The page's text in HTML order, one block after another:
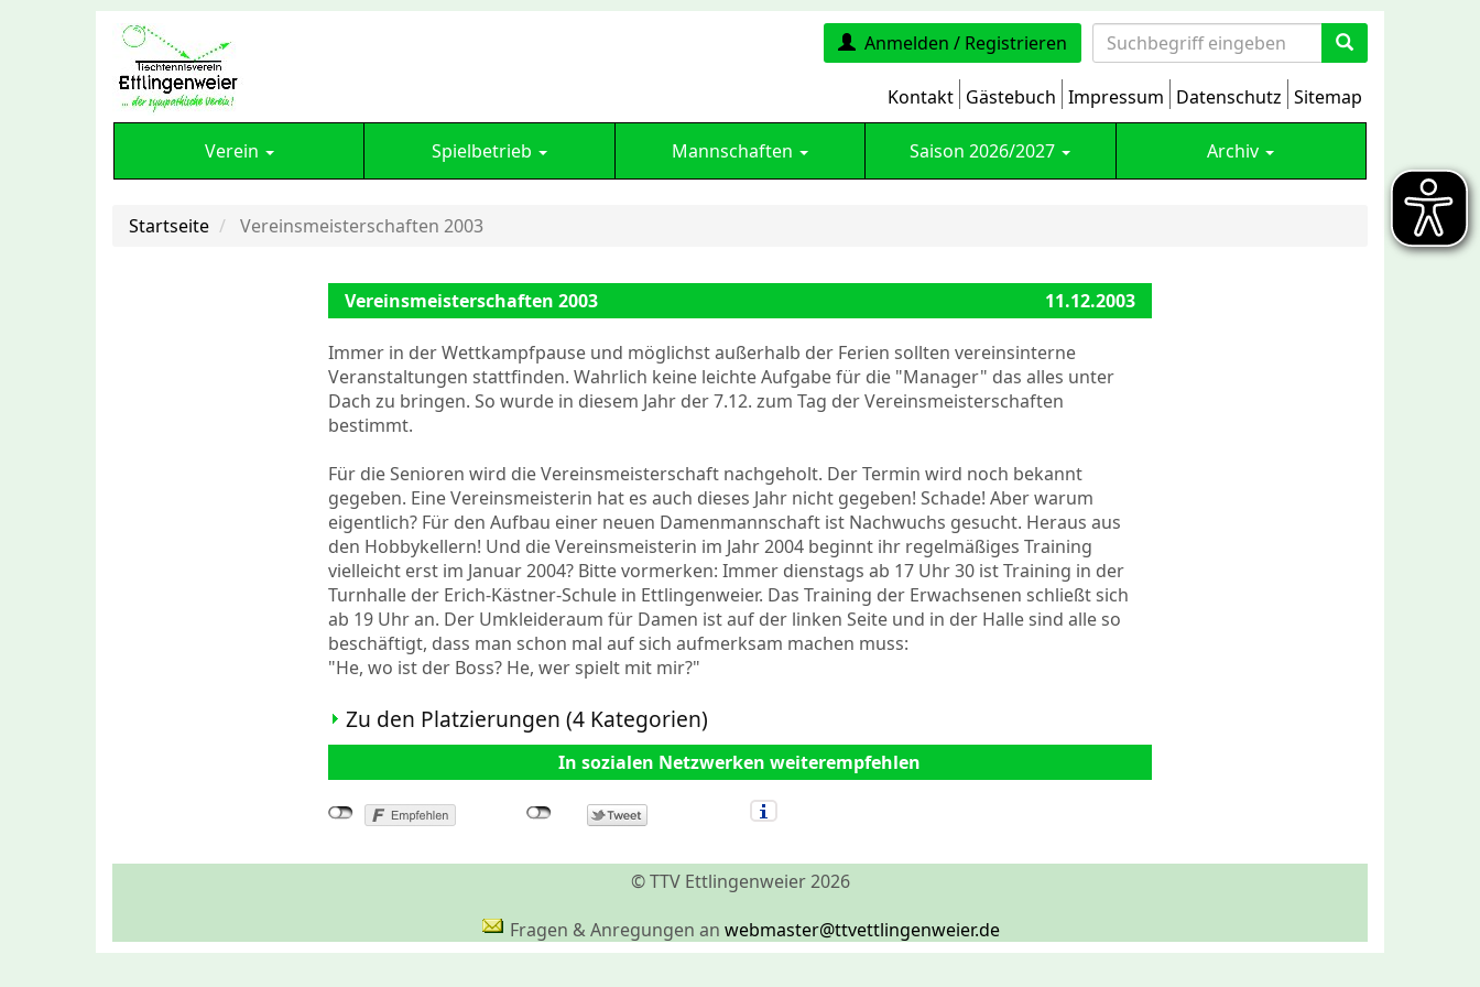
Anmelden / Registrieren
Kontakt Gästebuch Impressum Datenschutz Sitemap
Verein Spielbetrieb Mannschaften Saison 2026/2027 Archiv
Startseite Vereinsmeisterschaften 2003
Vereinsmeisterschaften 2003 11.12.2003
Immer in der Wettkampfpause und möglichst außerhalb der Ferien sollten vereinsinterne
Veranstaltungen stattfinden. Wahrlich keine leichte Aufgabe für die "Manager" das alles unter
Dach zu bringen. So wurde in diesem Jahr der 7.12. zum Tag der Vereinsmeisterschaften
bestimmt.
Für die Senioren wird die Vereinsmeisterschaft nachgeholt. Der Termin wird noch bekannt
gegeben. Eine Vereinsmeisterin hat es auch dieses Jahr nicht gegeben! Schade! Aber warum
eigentlich? Für den Aufbau einer neuen Damenmannschaft ist Nachwuchs gesucht. Heraus aus
den Hobbykellern! Und die Vereinsmeisterin im Jahr 2004 beginnt ihr regelmäßiges Training
vielleicht erst im Januar 2004? Bitte vormerken: Immer dienstags ab 17 Uhr 30 ist Training in der
Turnhalle der Erich-Kästner-Schule in Ettlingenweier. Das Training der Erwachsenen schließt sich
ab 19 Uhr an. Der Umkleideraum für Damen ist auf der linken Seite und in der Halle sind alle so
beschäftigt, dass man schon mal auf sich aufmerksam machen muss:
"He, wo ist der Boss? He, wer spielt mit mir?"
Zu den Platzierungen (4 Kategorien)
In sozialen Netzwerken weiterempfehlen
© TTV Ettlingenweier 2026
Fragen & Anregungen an webmaster@ttvettlingenweier.de